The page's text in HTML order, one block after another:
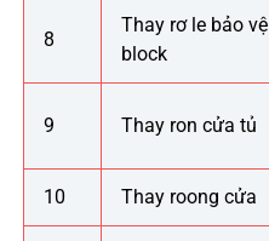
8
Thay rơ le bảo vệ
block
9 Thay ron cửa tủ
10 Thay roong cửa